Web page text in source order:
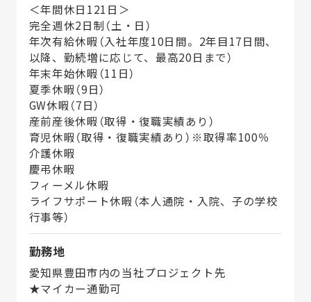
＜年間休日121日＞
完全週休2日制（土・日）
年次有給休暇（入社年度10日間。2年目17日間、
以降、勤続増に応じて、最高20日まで）
年末年始休暇（11日）
夏季休暇（9日）
GW休暇（7日）
産前産後休暇（取得・復職実績あり）
育児休暇（取得・復職実績あり）※取得率100％
介護休暇
慶弔休暇
フィーメル休暇
ライフサポート休暇（本人通院・入院、子の学校
行事等）
勤務地
愛知県豊田市内の当社プロジェクト先
★マイカー通勤可